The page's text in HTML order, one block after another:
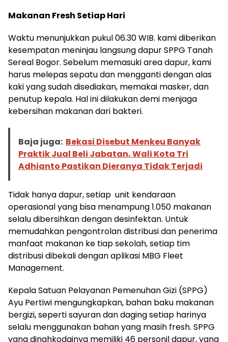
Makanan Fresh Setiap Hari
Waktu menunjukkan pukul 06.30 WIB. kami diberikan
kesempatan meninjau langsung dapur SPPG Tanah
Sereal Bogor. Sebelum memasuki area dapur, kami
harus melepas sepatu dan mengganti dengan alas
kaki yang sudah disediakan, memakai masker, dan
penutup kepala. Hal ini dilakukan demi menjaga
kebersihan makanan dari bakteri.
Baja juga: Bekasi Disebut Menkeu Banyak
Praktik Jual Beli Jabatan, Wali Kota Tri
Adhianto Pastikan Dieranya Tidak Terjadi
Tidak hanya dapur, setiap unit kendaraan
operasional yang bisa menampung 1.050 makanan
selalu dibersihkan dengan desinfektan. Untuk
memudahkan pengontrolan distribusi dan penerima
manfaat makanan ke tiap sekolah, setiap tim
distribusi dibekali dengan aplikasi MBG Fleet
Management.
Kepala Satuan Pelayanan Pemenuhan Gizi (SPPG)
Ayu Pertiwi mengungkapkan, bahan baku makanan
bergizi, seperti sayuran dan daging setiap harinya
selalu menggunakan bahan yang masih fresh. SPPG
yang dinahkodainya memiliki 46 personil dapur, yang